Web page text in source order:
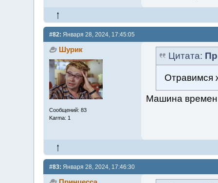
#82: Января 28, 2024, 17:45:05
Шурик
Сообщений: 83
Karma: 1
Цитата:
Отравимся
Машина
#83: Января 28, 2024, 17:46:30